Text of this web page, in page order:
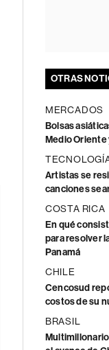
OTRAS
MERCADOS
Bolsas
Medio
Artistas se
canciones
COSTA RICA
En qué
para resolver
Panamá
CHILE
Cencosud
costos de su
BRASIL